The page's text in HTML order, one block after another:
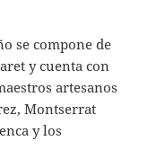
se compone de
y cuenta con
artesanos
Montserrat
y los